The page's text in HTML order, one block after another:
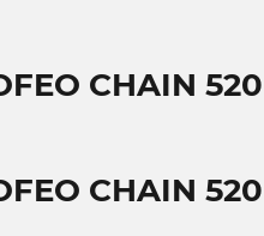
CHAIN
CHAIN